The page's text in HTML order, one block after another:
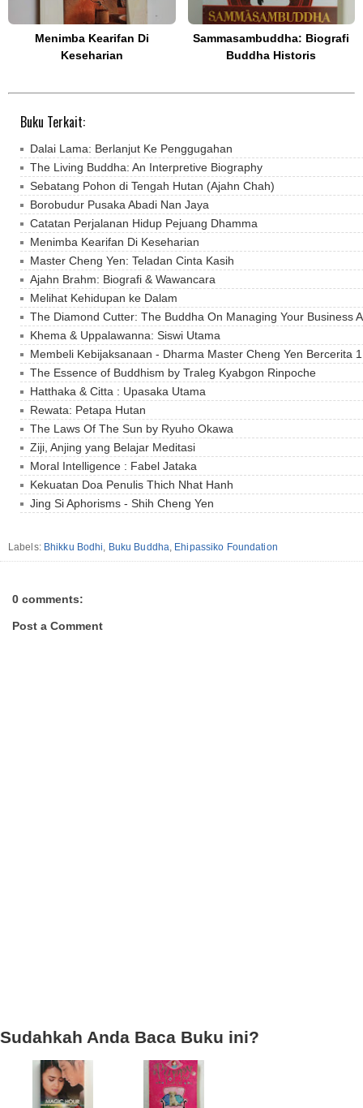
Menimba Kearifan Di
Keseharian
Sammasambuddha: Biografi
Buddha Historis
Buku Terkait:
Dalai Lama: Berlanjut Ke Penggugahan
The Living Buddha: An Interpretive Biography
Sebatang Pohon di Tengah Hutan (Ajahn Chah)
Borobudur Pusaka Abadi Nan Jaya
Catatan Perjalanan Hidup Pejuang Dhamma
Menimba Kearifan Di Keseharian
Master Cheng Yen: Teladan Cinta Kasih
Ajahn Brahm: Biografi & Wawancara
Melihat Kehidupan ke Dalam
The Diamond Cutter: The Buddha On Managing Your Business
Khema & Uppalawanna: Siswi Utama
Membeli Kebijaksanaan - Dharma Master Cheng Yen Bercerita
The Essence of Buddhism by Traleg Kyabgon Rinpoche
Hatthaka & Citta : Upasaka Utama
Rewata: Petapa Hutan
The Laws Of The Sun by Ryuho Okawa
Ziji, Anjing yang Belajar Meditasi
Moral Intelligence : Fabel Jataka
Kekuatan Doa Penulis Thich Nhat Hanh
Jing Si Aphorisms - Shih Cheng Yen
Labels: Bhikku Bodhi, Buku Buddha, Ehipassiko Foundation
0 comments:
Post a Comment
Sudahkah Anda Baca Buku ini?